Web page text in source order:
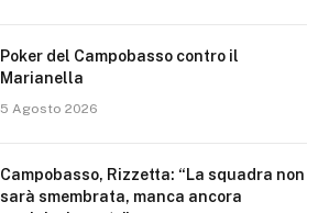
Poker del Campobasso contro il
Marianella
5 Agosto 2026
Campobasso, Rizzetta: “La squadra non
sarà smembrata, manca ancora